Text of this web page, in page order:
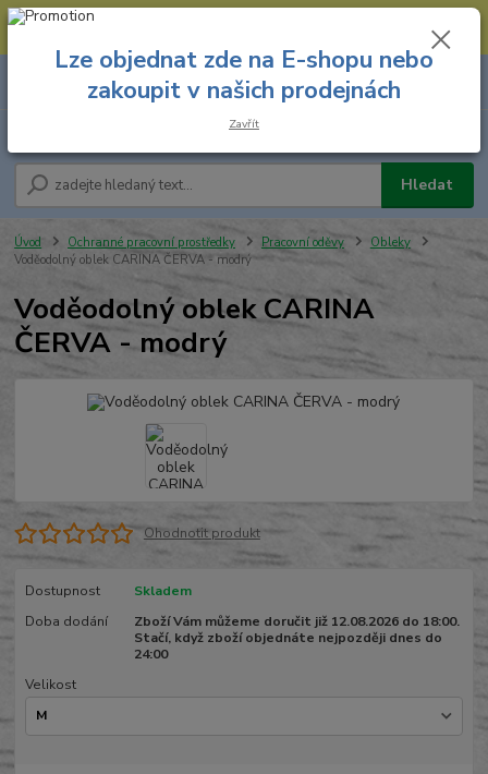
--- Spojovací materiál: 774 431 045 --- Prodejna nářadí: 731 449 423 --
Hledat
8.00 hod. - 16.00 hod.
za
Úvod Ochranné pracovní prostředky Pracovní oděvy
Obleky
Voděodolný oblek CARINA ČERVA - modrý
Voděodolný oblek CARINA
ČERVA - modrý
Ohodnotit produkt
Dostupnost
Skladem
Doba dodání
Zboží Vám můžeme doručit již 12.08.2026 do 18:00.
Stačí, když zboží objednáte nejpozději dnes do
24:00
Velikost
Lze objednat zde na E-shopu nebo
zakoupit v našich prodejnách
Zavřít